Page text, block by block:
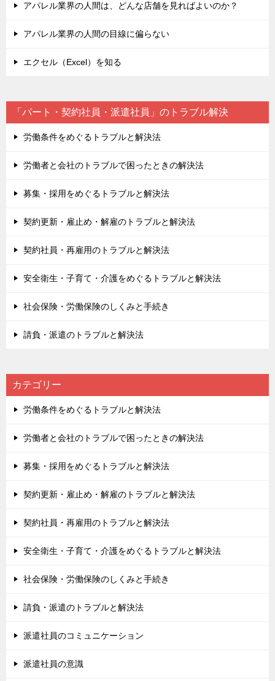
アパレル業界の人間は、どんな店舗を見ればよいのか？
アパレル業界の人間の目線に偏らない
エクセル（Excel）を知る
「パート・契約社員・派遣社員」のトラブル解決
労働条件をめぐるトラブルと解決法
労働者と会社のトラブルで困ったときの解決法
募集・採用をめぐるトラブルと解決法
契約更新・雇止め・解雇のトラブルと解決法
契約社員・再雇用のトラブルと解決法
安全衛生・子育て・介護をめぐるトラブルと解決法
社会保険・労働保険のしくみと手続き
請負・派遣のトラブルと解決法
カテゴリー
労働条件をめぐるトラブルと解決法
労働者と会社のトラブルで困ったときの解決法
募集・採用をめぐるトラブルと解決法
契約更新・雇止め・解雇のトラブルと解決法
契約社員・再雇用のトラブルと解決法
安全衛生・子育て・介護をめぐるトラブルと解決法
社会保険・労働保険のしくみと手続き
請負・派遣のトラブルと解決法
派遣社員のコミュニケーション
派遣社員の意識